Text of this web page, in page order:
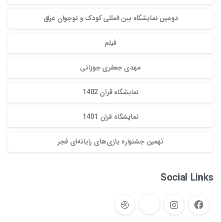
دومین نمایشگاه بین المللی کودک و نوجوان عراق
فیلم
مهدی جعفری جوزانی
نمایشگاه قرآن 1402
نمایشگاه قران 1401
نهمین جشنواره بازی‌های رایانه‌ای فجر
Social Links